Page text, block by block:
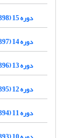
دوره 15 (1398)
دوره 14 (1397)
دوره 13 (1396)
دوره 12 (1395)
دوره 11 (1394)